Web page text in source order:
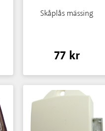
Skåplås mässing
77 kr